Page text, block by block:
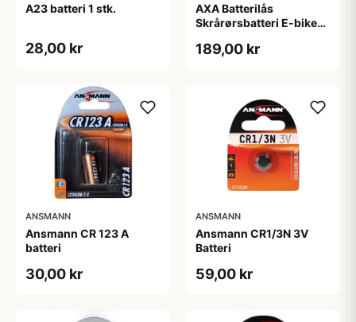
A23 batteri 1 stk.
28,00 kr
AXA Batterilås
Skrårørsbatteri E-bike
189,00 kr
ANSMANN
Ansmann CR 123 A
batteri
30,00 kr
ANSMANN
Ansmann CR1/3N 3V
Batteri
59,00 kr